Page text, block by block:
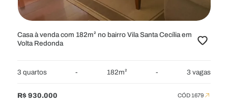
Casa à venda com 182m² no bairro Vila Santa Cecília em
Volta Redonda
3 quartos - 182m² - 3 vagas
R$ 930.000 CÓD 1679